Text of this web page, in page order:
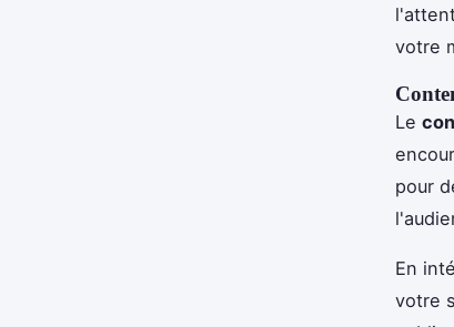
votre
Le
pour
En
votre